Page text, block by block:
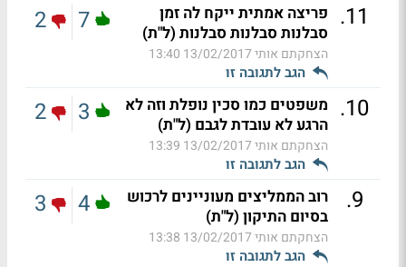
11
. פריצה אמתית ייקח לה זמן
סבלנות סבלנות סבלנות (ל"ת)
הצחקתם אותי13/02/2017 13:40
הגב לתגובה זו
7
2
10
. משפטים כמו סכין נופלת וזה לא
הרגע לא עובדת לגבם (ל"ת)
הצחקתם אותי13/02/2017 13:39
הגב לתגובה זו
3
2
9
.
רוב הממליצים מעוניינים לרכוש
בסיום התיקון (ל"ת)
הצחקתם אותי13/02/2017 13:38
הגב לתגובה זו
4
3